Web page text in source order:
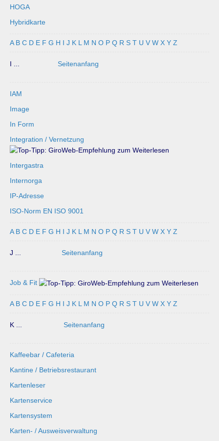
HOGA
Hybridkarte
A B C D E F G H I J K L M N O P Q R S T U V W X Y Z
I ... Seitenanfang
IAM
Image
In Form
Integration / Vernetzung
Intergastra
Internorga
IP-Adresse
ISO-Norm EN ISO 9001
A B C D E F G H I J K L M N O P Q R S T U V W X Y Z
J ... Seitenanfang
Job & Fit
A B C D E F G H I J K L M N O P Q R S T U V W X Y Z
K ... Seitenanfang
Kaffeebar / Cafeteria
Kantine / Betriebsrestaurant
Kartenleser
Kartenservice
Kartensystem
Karten- / Ausweisverwaltung